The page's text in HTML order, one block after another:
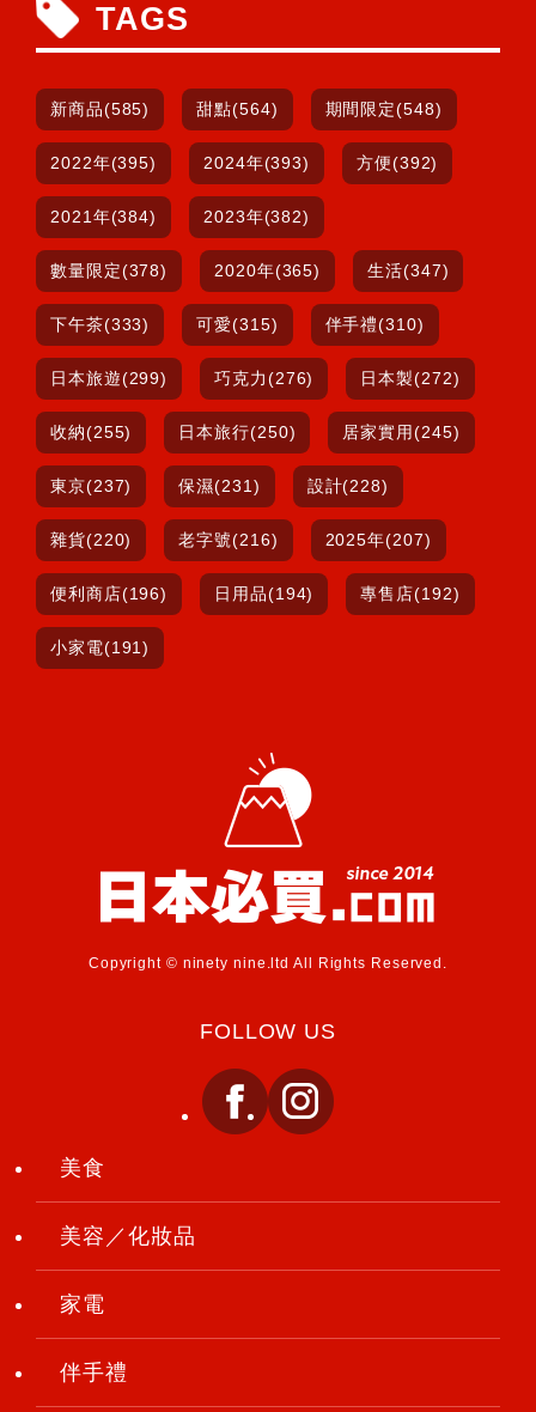
TAGS
新商品(585) 甜點(564) 期間限定(548)
2022年(395) 2024年(393) 方便(392)
2021年(384) 2023年(382)
數量限定(378) 2020年(365) 生活(347)
下午茶(333) 可愛(315) 伴手禮(310)
日本旅遊(299) 巧克力(276) 日本製(272)
收納(255) 日本旅行(250) 居家實用(245)
東京(237) 保濕(231) 設計(228)
雜貨(220) 老字號(216) 2025年(207)
便利商店(196) 日用品(194) 專售店(192)
小家電(191)
Copyright © ninety nine.ltd All Rights Reserved.
FOLLOW US
美食
美容／化妝品
家電
伴手禮